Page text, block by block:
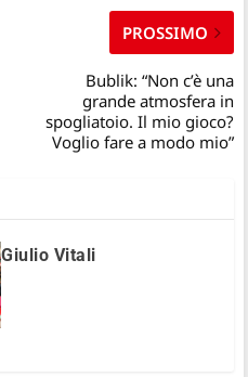
PROSSIMO
Bublik: “Non c’è una
grande atmosfera in
spogliatoio. Il mio gioco?
Voglio fare a modo mio”
Giulio Vitali